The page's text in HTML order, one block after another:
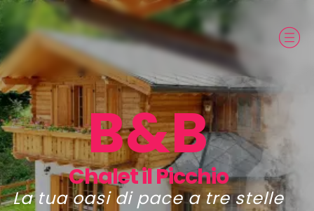
B&B
Chalet il Picchio
La tua oasi di pace a tre stelle